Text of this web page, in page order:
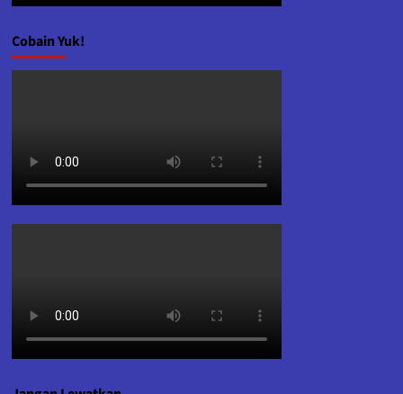
Cobain Yuk!